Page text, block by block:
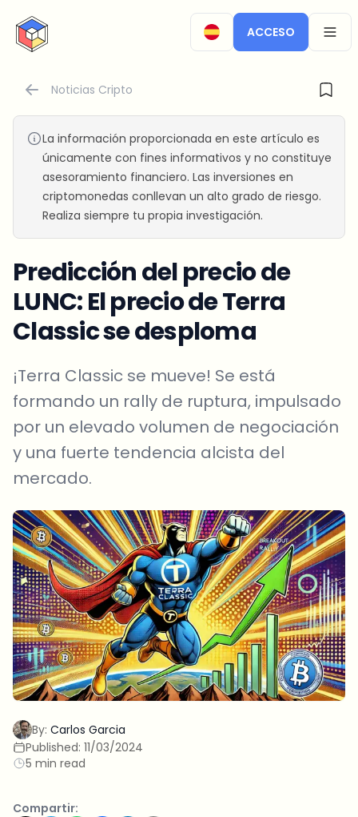
CryptoTicker
ACCESO
Noticias Cripto
La información proporcionada en este artículo es
únicamente con fines informativos y no constituye
asesoramiento financiero. Las inversiones en
criptomonedas conllevan un alto grado de riesgo.
Realiza siempre tu propia investigación.
Predicción del precio de
LUNC: El precio de Terra
Classic se desploma
¡Terra Classic se mueve! Se está
formando un rally de ruptura, impulsado
por un elevado volumen de negociación
y una fuerte tendencia alcista del
mercado.
By: Carlos Garcia
Published: 11/03/2024
5 min read
Compartir: